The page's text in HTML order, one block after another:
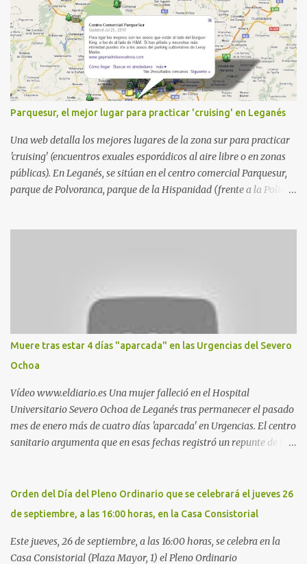
Parquesur, el mejor lugar para practicar 'cruising' en Leganés
Una web detalla los mejores lugares de la zona sur para practicar
'cruising' (encuentros exuales esporádicos al aire libre o en zonas
públicas). En Leganés, se sitúan en el centro comercial Parquesur,
parque de Polvoranca, parque de la Hispanidad (frente a la Policía
estadio municipal de Butarque) y caminos entre el estadio y Plaza
Nueva. Otro lugar: Escombrera de Polvoranca, entre Leganés y
Móstoles También en el parque de la Hispanidad, situado frente a
la Policía Local de Leganés de la calle Chile, 1, y junto al
cementerio de Butarque". Más información
Muere tras estar 4 días "aparcada" en las Urgencias del Severo
Ochoa
Vídeo www.eldiario.es Una mujer falleció en el Hospital
Universitario Severo Ochoa de Leganés tras permanecer el pasado
mes de enero más de cuatro días 'aparcada' en Urgencias. El centro
sanitario argumenta que en esas fechas registró un repunte de las
arritmia y agravamiento de su dolencia por culpa de un resfriado.
Por ello, la ingresaron a finales del año pasado en el Hospital
cama, en el pasillo, sin mantas y sin poder descansar. Su hija, que
ha denunciado el caso y que grabó un vídeo de la situación
Orden del Día del Pleno Ordinario que se celebrará el jueves 26
de septiembre, a las 16:00 horas, en la Casa Consistorial
Este jueves, 26 de septiembre, a las 16:00 horas, se celebra en la
Casa Consistorial (Plaza Mayor, 1) el Pleno Ordinario